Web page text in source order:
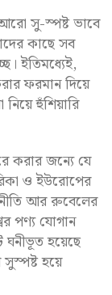
আরো সু-স্পষ্ট ভাবে
কাছে সব
ইতিমধ্যেই,
ফরমান দিয়ে
হুঁশিয়ারি
করার জন্যে যে
ও ইউরোপের
আর রুবেলের
পণ্য যোগান
ঘনীভূত হয়েছে
হয়ে